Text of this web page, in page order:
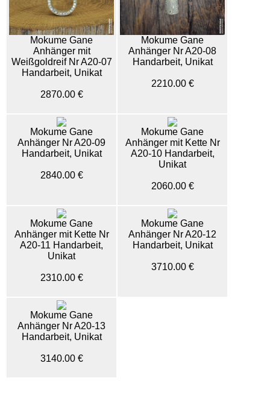
Mokume Gane
Anhänger mit
Weißgoldreif Nr A20-07
Handarbeit, Unikat
2870.00 €
Mokume Gane
Anhänger Nr A20-08
Handarbeit, Unikat
2210.00 €
Mokume Gane
Anhänger Nr A20-09
Handarbeit, Unikat
2840.00 €
Mokume Gane
Anhänger mit Kette Nr
A20-10 Handarbeit,
Unikat
2060.00 €
Mokume Gane
Anhänger mit Kette Nr
A20-11 Handarbeit,
Unikat
2310.00 €
Mokume Gane
Anhänger Nr A20-12
Handarbeit, Unikat
3710.00 €
Mokume Gane
Anhänger Nr A20-13
Handarbeit, Unikat
3140.00 €